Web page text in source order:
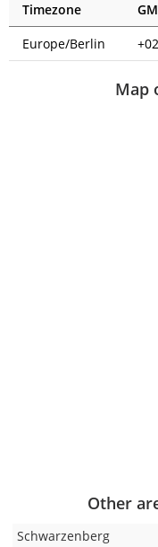
Timezone
Europe/Berlin
Map
Other
Schwarzenberg